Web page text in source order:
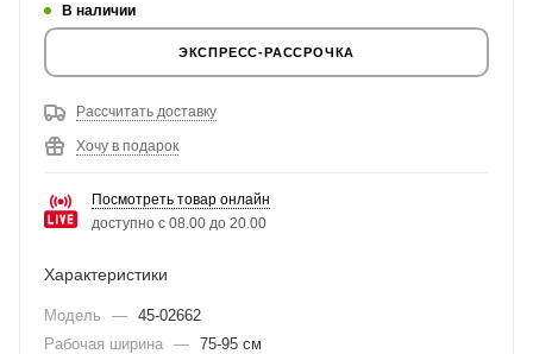
В наличии
ЭКСПРЕСС-РАССРОЧКА
Рассчитать доставку
Хочу в подарок
Посмотреть товар онлайн
доступно с 08.00 до 20.00
Характеристики
Модель — 45-02662
Рабочая ширина — 75-95 см